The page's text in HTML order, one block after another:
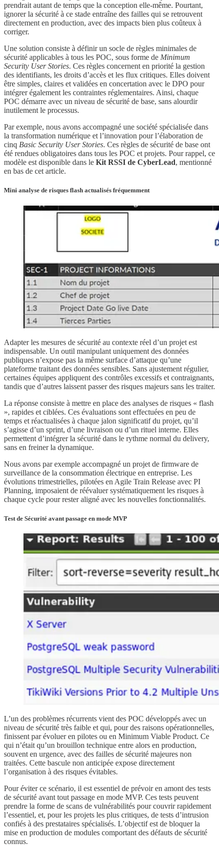
prendrait autant de temps que la conception elle-même. Pourtant,
ignorer la sécurité à ce stade entraîne des failles qui se retrouvent
directement en production, avec des impacts bien plus coûteux à
corriger.
Une solution consiste à définir un socle de règles minimales de
sécurité applicables à tous les POC, sous forme de Minimum
Security User Stories. Ces règles concernent en priorité la gestion
des identifiants, les droits d’accès et les flux critiques. Elles doivent
être simples, claires et validées en concertation avec le DPO pour
intégrer également les contraintes réglementaires. Ainsi, chaque
POC démarre avec un niveau de sécurité de base, sans alourdir
inutilement le processus.
Par exemple, nous avons accompagné une société spécialisée dans
la transformation numérique et l’innovation pour l’élaboration de
cinq Basic Security User Stories. Ces règles de sécurité de base ont
été rendues obligatoires dans tous les POC et projets. Pour rappel, ce
modèle est disponible dans le Kit RSSI de CyberLead, mentionné
en bas de cet article.
Mini analyse de risques flash actualisés fréquemment
Adapter les mesures de sécurité au contexte réel d’un projet est
indispensable. Un outil manipulant uniquement des données
publiques n’expose pas la même surface d’attaque qu’une
plateforme traitant des données sensibles. Sans ajustement régulier,
certaines équipes appliquent des contrôles excessifs et contraignants,
tandis que d’autres laissent passer des risques majeurs sans les traiter.
La réponse consiste à mettre en place des analyses de risques « flash
», rapides et ciblées. Ces évaluations sont effectuées en peu de
temps et réactualisées à chaque jalon significatif du projet, qu’il
s’agisse d’un sprint, d’une livraison ou d’un rituel interne. Elles
permettent d’intégrer la sécurité dans le rythme normal du delivery,
sans en freiner la dynamique.
Nous avons par exemple accompagné un projet de firmware de
surveillance de la consommation électrique en entreprise. Les
évolutions trimestrielles, pilotées en Agile Train Release avec PI
Planning, imposaient de réévaluer systématiquement les risques à
chaque cycle pour rester aligné avec les nouvelles fonctionnalités.
Test de Sécurité avant passage en mode MVP
L’un des problèmes récurrents vient des POC développés avec un
niveau de sécurité très faible et qui, pour des raisons opérationnelles,
finissent par évoluer en pilotes ou en Minimum Viable Product. Ce
qui n’était qu’un brouillon technique entre alors en production,
souvent en urgence, avec des failles de sécurité majeures non
traitées. Cette bascule non anticipée expose directement
l’organisation à des risques évitables.
Pour éviter ce scénario, il est essentiel de prévoir en amont des tests
de sécurité avant tout passage en mode MVP. Ces tests peuvent
prendre la forme de scans de vulnérabilités pour couvrir rapidement
l’essentiel, et, pour les projets les plus critiques, de tests d’intrusion
confiés à des prestataires spécialisés. L’objectif est de bloquer la
mise en production de modules comportant des défauts de sécurité
connus.